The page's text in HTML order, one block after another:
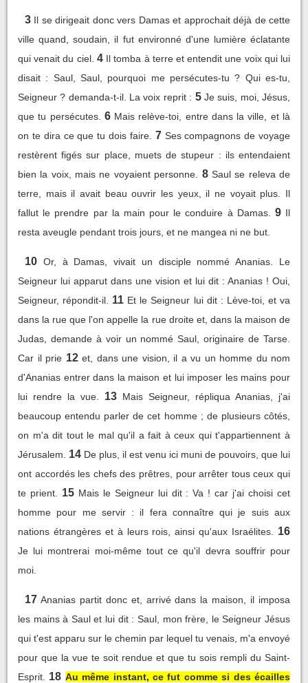
3 Il se dirigeait donc vers Damas et approchait déjà de cette
ville quand, soudain, il fut environné d'une lumière éclatante
qui venait du ciel. 4 Il tomba à terre et entendit une voix qui lui
disait : Saul, Saul, pourquoi me persécutes-tu ? Qui es-tu,
Seigneur ? demanda-t-il. La voix reprit : 5 Je suis, moi, Jésus,
que tu persécutes. 6 Mais relève-toi, entre dans la ville, et là
on te dira ce que tu dois faire. 7 Ses compagnons de voyage
restèrent figés sur place, muets de stupeur : ils entendaient
bien la voix, mais ne voyaient personne.
8 Saul se releva de
terre, mais il avait beau ouvrir les yeux, il ne voyait plus. Il
fallut le prendre par la main pour le conduire à Damas.
9 Il
resta aveugle pendant trois jours, et ne mangea ni ne but.
10 Or, à Damas, vivait un disciple nommé Ananias. Le
Seigneur lui apparut dans une vision et lui dit : Ananias ! Oui,
Seigneur, répondit-il.
11 Et le Seigneur lui dit : Lève-toi, et va
dans la rue que l'on appelle la rue droite et, dans la maison de
Judas, demande à voir un nommé Saul, originaire de Tarse.
Car il prie 12 et, dans une vision, il a vu un homme du nom
d'Ananias entrer dans la maison et lui imposer les mains pour
lui rendre la vue.
13 Mais Seigneur, répliqua Ananias, j'ai
beaucoup entendu parler de cet homme ; de plusieurs côtés,
on m'a dit tout le mal qu'il a fait à ceux qui t'appartiennent à
Jérusalem.
14 De plus, il est venu ici muni de pouvoirs, que lui
ont accordés les chefs des prêtres, pour arrêter tous ceux qui
te prient.
15 Mais le Seigneur lui dit : Va ! car j'ai choisi cet
homme pour me servir : il fera connaître qui je suis aux
nations étrangères et à leurs rois, ainsi qu'aux Israélites.
16
Je lui montrerai moi-même tout ce qu'il devra souffrir pour
moi.
17 Ananias partit donc et, arrivé dans la maison, il imposa
les mains à Saul et lui dit : Saul, mon frère, le Seigneur Jésus
qui t'est apparu sur le chemin par lequel tu venais, m'a envoyé
pour que la vue te soit rendue et que tu sois rempli du Saint-
Esprit.
18 Au même instant, ce fut comme si des écailles